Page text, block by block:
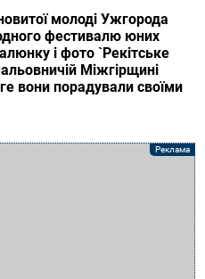
молоді Ужгорода
фестивалю юних
і фото `Рекітське
Міжгірщині
вони порадували своїми